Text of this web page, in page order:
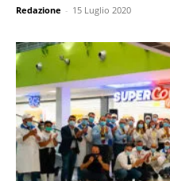
Redazione - 15 Luglio 2020